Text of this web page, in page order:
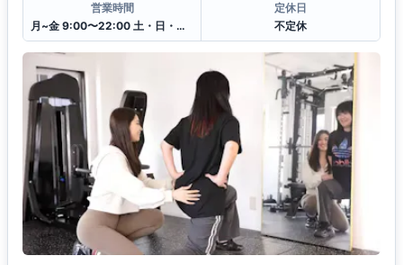
営業時間
月~金 9:00〜22:00 土・日・祝 9:00〜20:00
定休日
不定休